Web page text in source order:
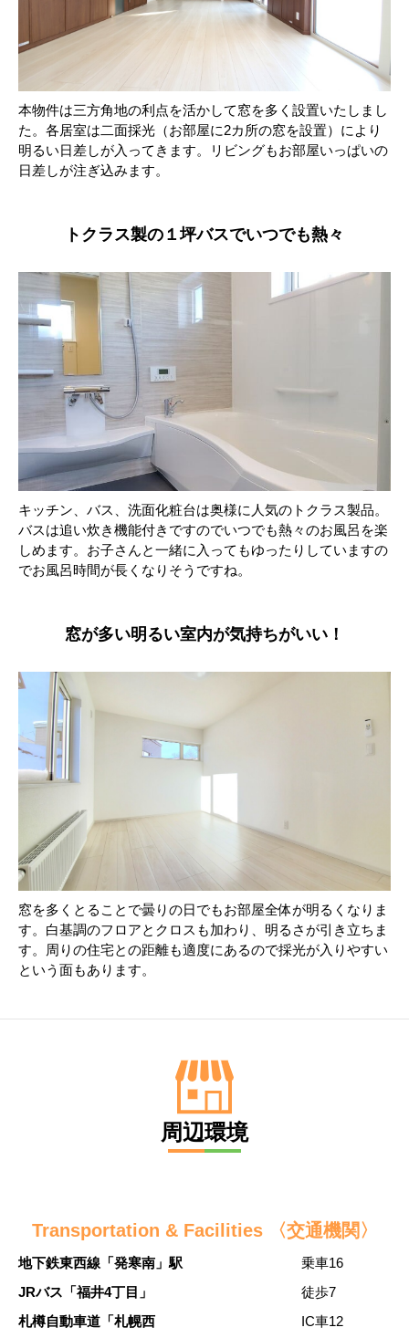
本物件は三方角地の利点を活かして窓を多く設置いたしまし
た。各居室は二面採光（お部屋に2カ所の窓を設置）により
明るい日差しが入ってきます。リビングもお部屋いっぱいの
日差しが注ぎ込みます。
トクラス製の１坪バスでいつでも熱々
キッチン、バス、洗面化粧台は奥様に人気のトクラス製品。
バスは追い炊き機能付きですのでいつでも熱々のお風呂を楽
しめます。お子さんと一緒に入ってもゆったりしていますの
でお風呂時間が長くなりそうですね。
窓が多い明るい室内が気持ちがいい！
窓を多くとることで曇りの日でもお部屋全体が明るくなりま
す。白基調のフロアとクロスも加わり、明るさが引き立ちま
す。周りの住宅との距離も適度にあるので採光が入りやすい
という面もあります。
周辺環境
Transportation & Facilities 〈交通機関〉
地下鉄東西線「発寒南」駅
乗車16
JRバス「福井4丁目」
徒歩7
札樽自動車道「札幌西
IC車12